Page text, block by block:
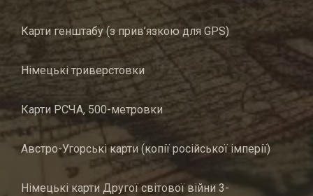
Карти генштабу (з прив’язкою для GPS)
Німецькі триверстовки
Карти РСЧА, 500-метровки
Австро-Угорські карти (копії російської імперії)
Німецькі карти Другої світової війни 3-